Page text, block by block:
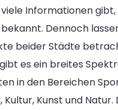
Informationen
Dennoch
beider Städte
es ein breites
in den Bereichen
Kultur, Kunst und Natur.